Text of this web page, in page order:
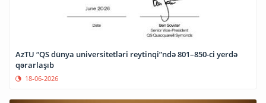
AzTU “QS dünya universitetləri reytinqi”ndə 801–850-ci yerdə
qərarlaşıb
18-06-2026